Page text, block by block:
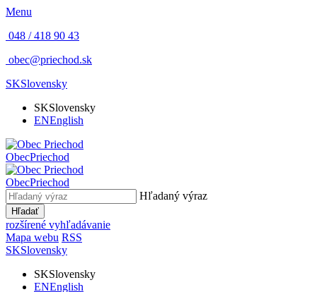
Menu
048 / 418 90 43
obec@priechod.sk
SKSlovensky
SKSlovensky
ENEnglish
ObecPriechod
ObecPriechod
Hľadaný výraz
Hľadať
rozšírené vyhľadávanie
Mapa webu RSS
SKSlovensky
SKSlovensky
ENEnglish